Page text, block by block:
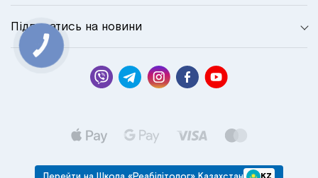
Підписатись на новини
КНОПКА
СВЯЗИ